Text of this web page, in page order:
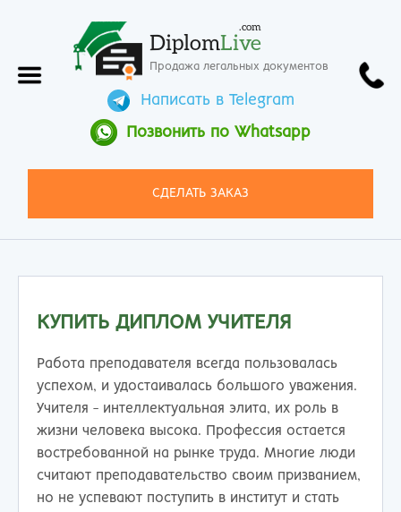
DiplomLive
.com
Продажа легальных документов
Написать в Telegram
Позвонить по Whatsapp
СДЕЛАТЬ ЗАКАЗ
КУПИТЬ ДИПЛОМ УЧИТЕЛЯ
Работа преподавателя всегда пользовалась
успехом, и удостаивалась большого уважения.
Учителя - интеллектуальная элита, их роль в
жизни человека высока. Профессия остается
востребованной на рынке труда. Многие люди
считают преподавательство своим призванием,
но не успевают поступить в институт и стать